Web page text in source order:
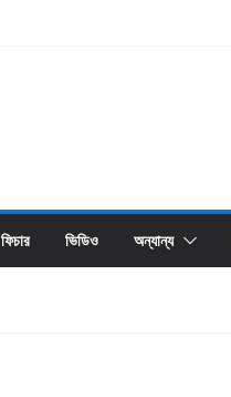
ফিচার ভিডিও অন্যান্য